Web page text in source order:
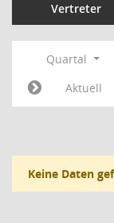
Vertreter
Quartal
Aktuell
Keine Daten